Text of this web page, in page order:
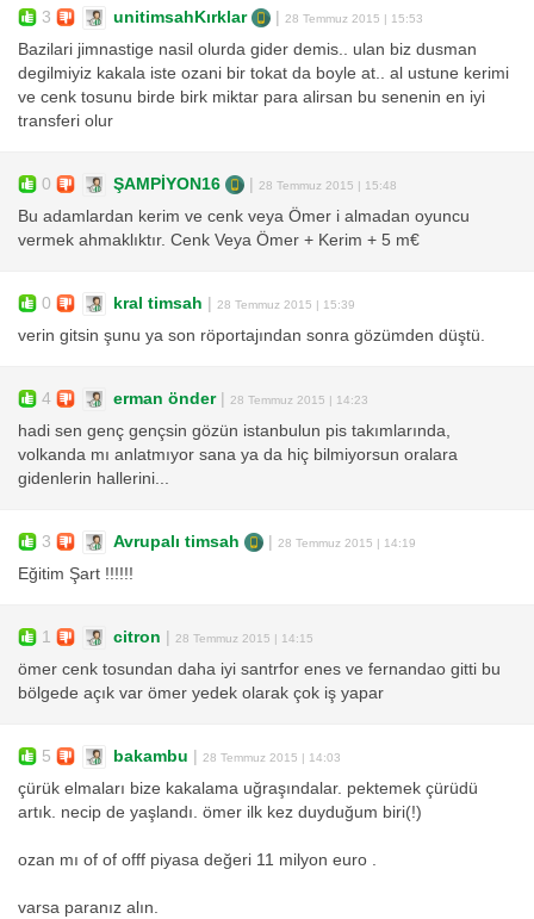
3 unitimsahKırklar 28 Temmuz 2015 | 15:53
Bazilari jimnastige nasil olurda gider demis.. ulan biz dusman
degilmiyiz kakala iste ozani bir tokat da boyle at.. al ustune kerimi
ve cenk tosunu birde birk miktar para alirsan bu senenin en iyi
transferi olur
0 ŞAMPİYON16 28 Temmuz 2015 | 15:48
Bu adamlardan kerim ve cenk veya Ömer i almadan oyuncu
vermek ahmaklıktır. Cenk Veya Ömer + Kerim + 5 m€
0 kral timsah 28 Temmuz 2015 | 15:39
verin gitsin şunu ya son röportajından sonra gözümden düştü.
4 erman önder| 28 Temmuz 2015 | 14:23
hadi sen genç gençsin gözün istanbulun pis takımlarında,
volkanda mı anlatmıyor sana ya da hiç bilmiyorsun oralara
gidenlerin hallerini...
3 Avrupalı timsah 28 Temmuz 2015 | 14:19
Eğitim Şart !!!!!!
1 citron 28 Temmuz 2015 | 14:15
ömer cenk tosundan daha iyi santrfor enes ve fernandao gitti bu
bölgede açık var ömer yedek olarak çok iş yapar
5 bakambu 28 Temmuz 2015 | 14:03
çürük elmaları bize kakalama uğraşındalar. pektemek çürüdü
artık. necip de yaşlandı. ömer ilk kez duyduğum biri(!)
ozan mı of of offf piyasa değeri 11 milyon euro .
varsa paranız alın.